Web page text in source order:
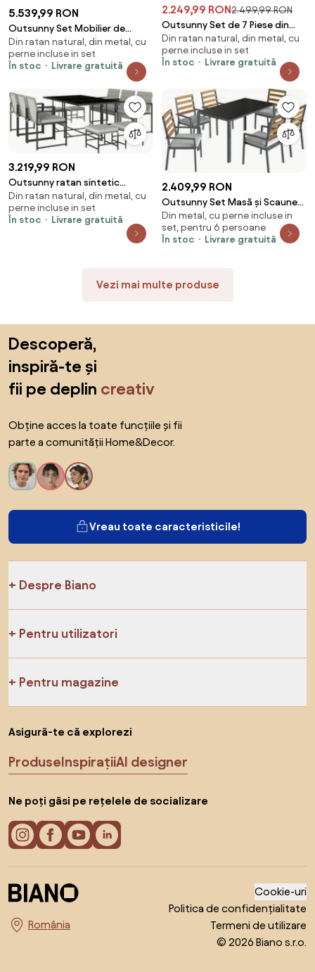
5.539,99 RON
Outsunny Set Mobilier de
Grădină Lux 8 Piese, Canapea,
Perne Detașabile și Lavabile,
Ratan PE Bej, Spațios | Aosom
Din ratan natural, din metal, cu
perne incluse in set
În stoc
Livrare gratuită
2.249,99 RON 2.499,99 RON
Outsunny Set de 7 Piese din
Ratan pentru Luat Masa, Set de
Mese | Aosom Romania
Din ratan natural, din metal, cu
perne incluse in set
În stoc
Livrare gratuită
3.219,99 RON
Outsunny ratan sintetic
poliratan | Aosom Romania
Din ratan natural, din metal, cu
perne incluse in set
În stoc
Livrare gratuită
2.409,99 RON
Outsunny Set Masă și Scaune
de Grădină 7 Piese, Set pentru
Prânz în Aer Liber cu Masă
Dreptunghiulară din Sticlă
Terasă Balcon, Negru | Aosom
Din metal, cu perne incluse in
set, pentru 6 persoane
În stoc
Livrare gratuită
Vezi mai multe produse
Descoperă,
inspiră-te și
fii pe deplin creativ
Obține acces la toate funcțiile și fii
parte a comunității Home&Decor.
Vreau toate caracteristicile!
Despre Biano
Pentru utilizatori
Pentru magazine
Asigură-te că explorezi
ProduseInspirațiiAI designer
Ne poți găsi pe rețelele de socializare
Alege țara
Cookie-uri
Politica de confidențialitate
Termeni de utilizare
© 2026 Biano s.r.o.